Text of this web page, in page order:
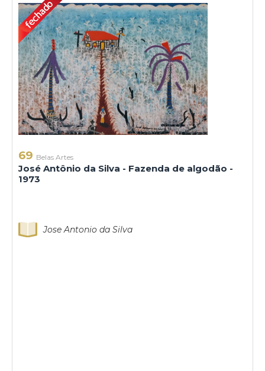
69 Belas Artes
José Antônio da Silva - Fazenda de algodão -
1973
Jose Antonio da Silva